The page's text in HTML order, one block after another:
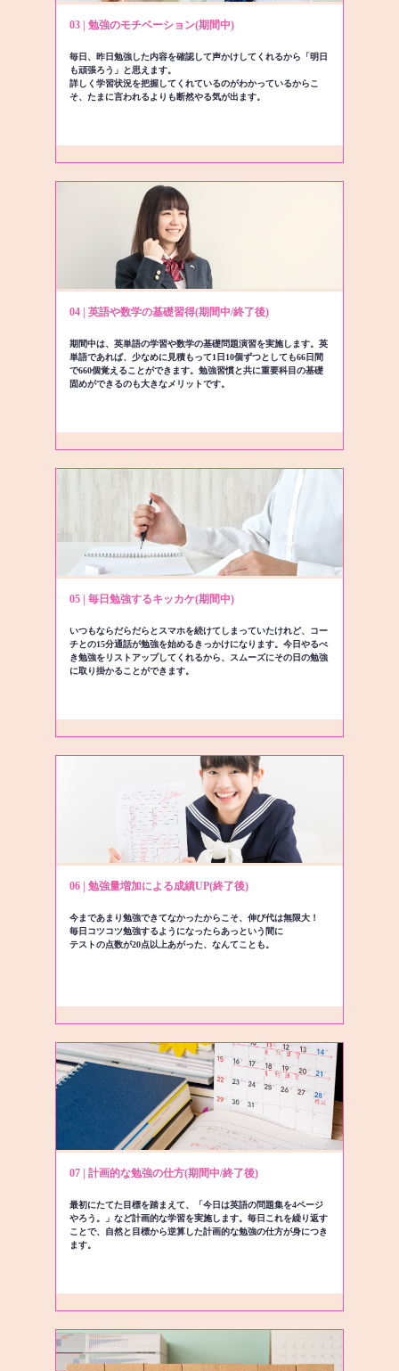
03 | 勉強のモチベーション(期間中)
毎日、昨日勉強した内容を確認して声かけしてくれるから「明日
も頑張ろう」と思えます。
詳しく学習状況を把握してくれているのがわかっているからこ
そ、たまに言われるよりも断然やる気が出ます。
04 | 英語や数学の基礎習得(期間中/終了後)
期間中は、英単語の学習や数学の基礎問題演習を実施します。英
単語であれば、少なめに見積もって1日10個ずつとしても66日間
で660個覚えることができます。勉強習慣と共に重要科目の基礎
固めができるのも大きなメリットです。
05 | 毎日勉強するキッカケ(期間中)
いつもならだらだらとスマホを続けてしまっていたけれど、コー
チとの15分通話が勉強を始めるきっかけになります。今日やるべ
き勉強をリストアップしてくれるから、スムーズにその日の勉強
に取り掛かることができます。
06 | 勉強量増加による成績UP(終了後)
今まであまり勉強できてなかったからこそ、伸び代は無限大！
毎日コツコツ勉強するようになったらあっという間に
テストの点数が20点以上あがった、なんてことも。
07 | 計画的な勉強の仕方(期間中/終了後)
最初にたてた目標を踏まえて、「今日は英語の問題集を4ページ
やろう。」など計画的な学習を実施します。毎日これを繰り返す
ことで、自然と目標から逆算した計画的な勉強の仕方が身につき
ます。